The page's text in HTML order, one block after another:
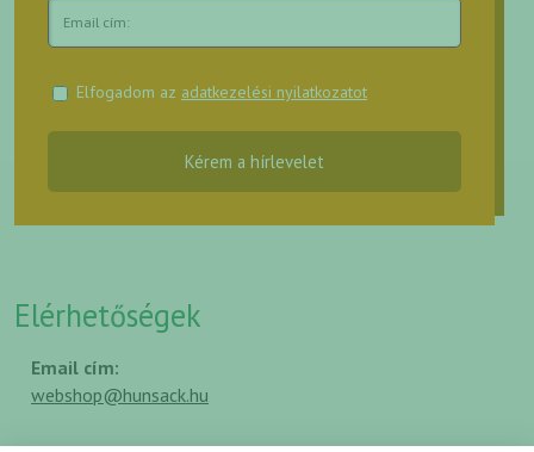
Elfogadom az adatkezelési nyilatkozatot
Kérem a hírlevelet
Elérhetőségek
Email cím:
webshop@hunsack.hu